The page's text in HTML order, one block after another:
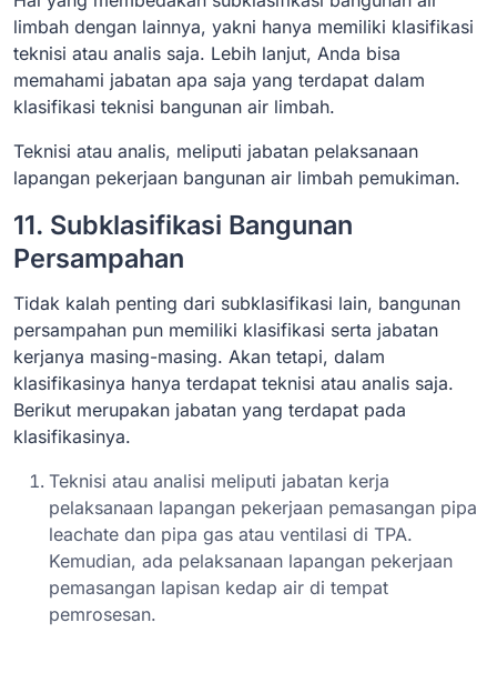
limbah dengan lainnya, yakni hanya memiliki klasifikasi
teknisi atau analis saja. Lebih lanjut, Anda bisa
memahami jabatan apa saja yang terdapat dalam
klasifikasi teknisi bangunan air limbah.
Teknisi atau analis, meliputi jabatan pelaksanaan
lapangan pekerjaan bangunan air limbah pemukiman.
11. Subklasifikasi Bangunan
Persampahan
Tidak kalah penting dari subklasifikasi lain, bangunan
persampahan pun memiliki klasifikasi serta jabatan
kerjanya masing-masing. Akan tetapi, dalam
klasifikasinya hanya terdapat teknisi atau analis saja.
Berikut merupakan jabatan yang terdapat pada
klasifikasinya.
Teknisi atau analisi meliputi jabatan kerja
pelaksanaan lapangan pekerjaan pemasangan pipa
leachate dan pipa gas atau ventilasi di TPA.
Kemudian, ada pelaksanaan lapangan pekerjaan
pemasangan lapisan kedap air di tempat
pemrosesan.